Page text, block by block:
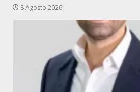
8 Agosto 2026